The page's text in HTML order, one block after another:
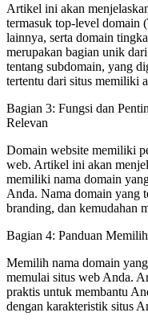
Artikel ini akan
termasuk top-level domain
lainnya, serta domain
merupakan bagian unik
tentang subdomain, yang
tertentu dari situs memiliki
Bagian 3: Fungsi dan
Relevan
Domain website memiliki
web. Artikel ini akan
memiliki nama domain
Anda. Nama domain yang
branding, dan kemudahan
Bagian 4: Panduan
Memilih nama domain
memulai situs web Anda.
praktis untuk membantu
dengan karakteristik situs